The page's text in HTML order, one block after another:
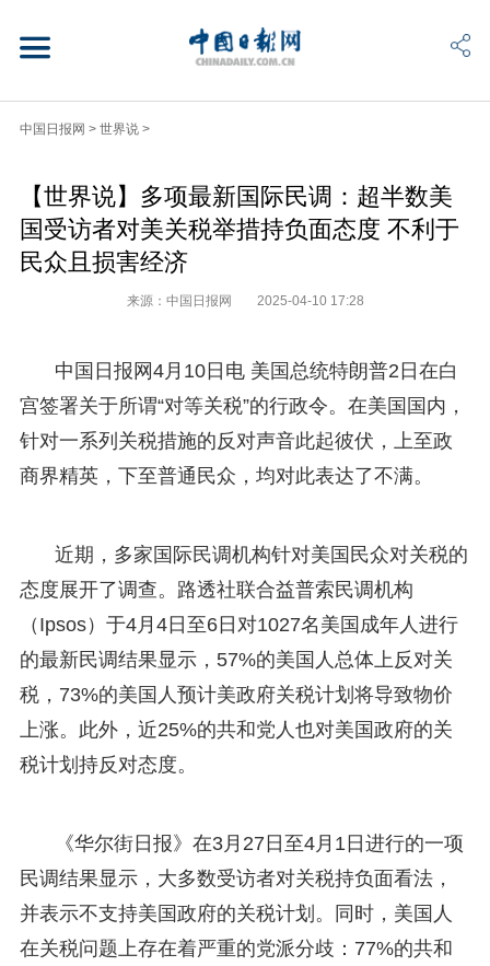
中国日报网 > 世界说>
【世界说】多项最新国际民调：超半数美
国受访者对美关税举措持负面态度 不利于
民众且损害经济
来源：中国日报网 2025-04-10 17:28
中国日报网4月10日电 美国总统特朗普2日在白
宫签署关于所谓“对等关税”的行政令。在美国国内，
针对一系列关税措施的反对声音此起彼伏，上至政
商界精英，下至普通民众，均对此表达了不满。
近期，多家国际民调机构针对美国民众对关税的
态度展开了调查。路透社联合益普索民调机构
（Ipsos）于4月4日至6日对1027名美国成年人进行
的最新民调结果显示，57%的美国人总体上反对关
税，73%的美国人预计美政府关税计划将导致物价
上涨。此外，近25%的共和党人也对美国政府的关
税计划持反对态度。
《华尔街日报》在3月27日至4月1日进行的一项
民调结果显示，大多数受访者对关税持负面看法，
并表示不支持美国政府的关税计划。同时，美国人
在关税问题上存在着严重的党派分歧：77%的共和